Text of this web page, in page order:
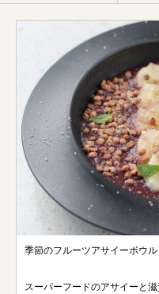
季節のフルーツアサイーボウル
スーパーフードのアサイーと